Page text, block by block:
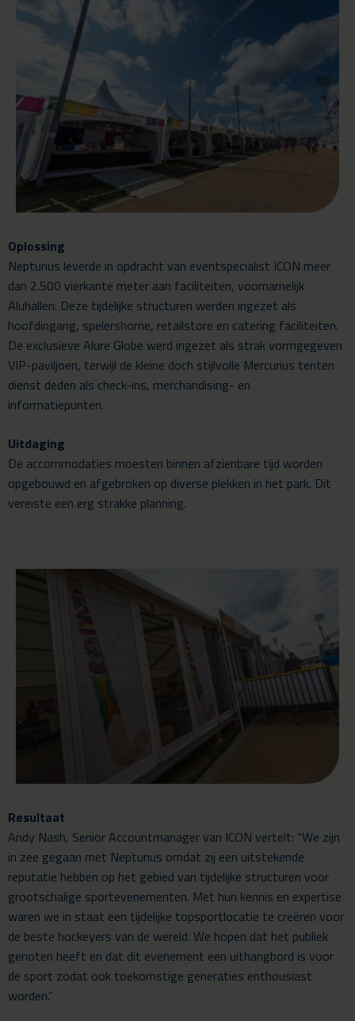
Oplossing
Neptunus leverde in opdracht van eventspecialist ICON meer
dan 2.500 vierkante meter aan faciliteiten, voornamelijk
Aluhallen. Deze tijdelijke structuren werden ingezet als
hoofdingang, spelershome, retailstore en catering faciliteiten.
De exclusieve Alure Globe werd ingezet als strak vormgegeven
VIP-paviljoen, terwijl de kleine doch stijlvolle Mercurius tenten
dienst deden als check-ins, merchandising- en
informatiepunten.
Uitdaging
De accommodaties moesten binnen afzienbare tijd worden
opgebouwd en afgebroken op diverse plekken in het park. Dit
vereiste een erg strakke planning.
Resultaat
Andy Nash, Senior Accountmanager van ICON vertelt: “We zijn
in zee gegaan met Neptunus omdat zij een uitstekende
reputatie hebben op het gebied van tijdelijke structuren voor
grootschalige sportevenementen. Met hun kennis en expertise
waren we in staat een tijdelijke topsportlocatie te creëren voor
de beste hockeyers van de wereld. We hopen dat het publiek
genoten heeft en dat dit evenement een uithangbord is voor
de sport zodat ook toekomstige generaties enthousiast
worden.”